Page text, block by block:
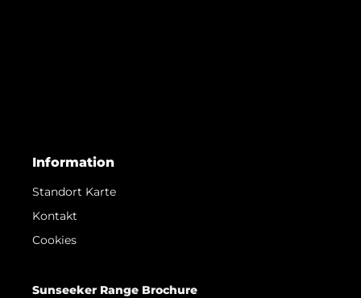
Information
Standort Karte
Kontakt
Cookies
Sunseeker Range Brochure